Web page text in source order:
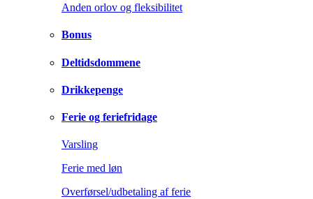
Anden orlov og fleksibilitet
Bonus
Deltidsdommene
Drikkepenge
Ferie og feriefridage
Varsling
Ferie med løn
Overførsel/udbetaling af ferie